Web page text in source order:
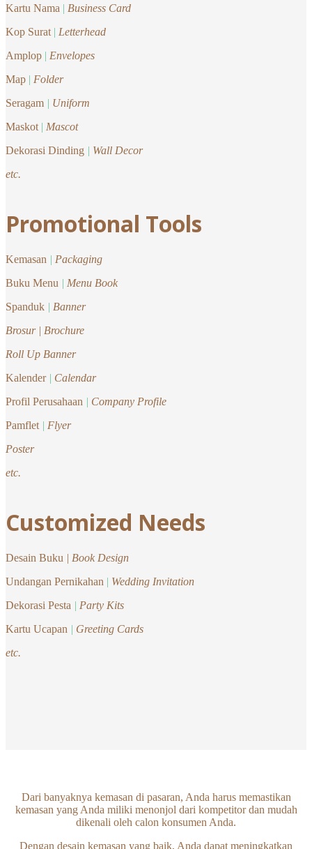
Kartu Nama | Business Card
Kop Surat | Letterhead
Amplop | Envelopes
Map | Folder
Seragam | Uniform
Maskot | Mascot
Dekorasi Dinding | Wall Decor
etc.
Promotional Tools
Kemasan | Packaging
Buku Menu | Menu Book
Spanduk | Banner
Brosur | Brochure
Roll Up Banner
Kalender | Calendar
Profil Perusahaan | Company Profile
Pamflet | Flyer
Poster
etc.
Customized Needs
Desain Buku | Book Design
Undangan Pernikahan | Wedding Invitation
Dekorasi Pesta | Party Kits
Kartu Ucapan | Greeting Cards
etc.
Dari banyaknya kemasan di pasaran, Anda harus memastikan
kemasan yang Anda miliki menonjol dari kompetitor dan mudah
dikenali oleh calon konsumen Anda.
Dengan desain kemasan yang baik, Anda dapat meningkatkan